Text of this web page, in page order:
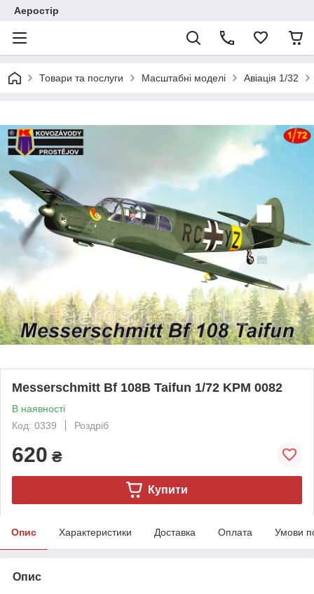
Аеростір
Товари та послуги Масштабні моделі Авіація 1/32
Messerschmitt Bf 108B Taifun 1/72 KPM 0082
В наявності
Код: 0339
Роздріб
620 ₴
Купити
Опис Характеристики Доставка Оплата Умови
Опис